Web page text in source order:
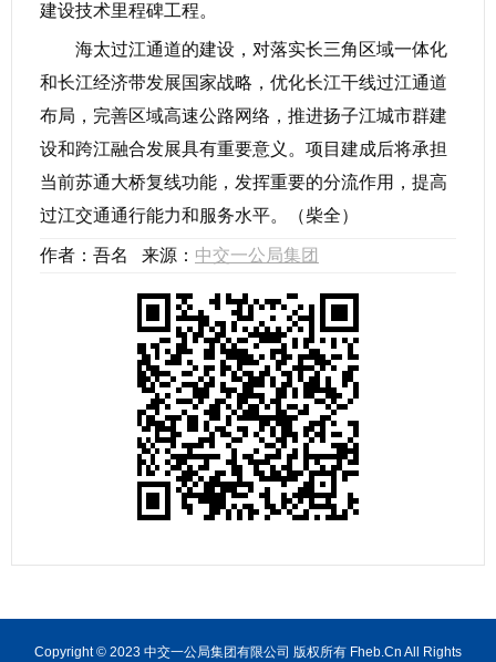
建设技术里程碑工程。
海太过江通道的建设，对落实长三角区域一体化
和长江经济带发展国家战略，优化长江干线过江通道
布局，完善区域高速公路网络，推进扬子江城市群建
设和跨江融合发展具有重要意义。项目建成后将承担
当前苏通大桥复线功能，发挥重要的分流作用，提高
过江交通通行能力和服务水平。（柴全）
作者：吾名 来源： 中交一公局集团
Copyright © 2023 中交一公局集团有限公司 版权所有 Fheb.Cn All Rights